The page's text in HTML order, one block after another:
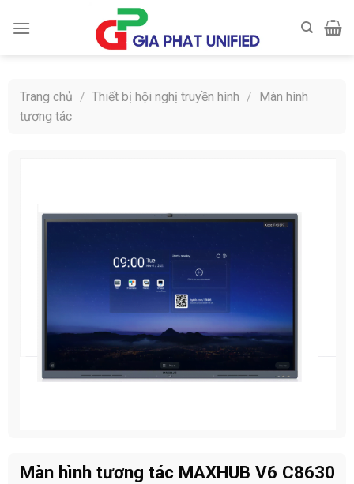
Trang chủ / Thiết bị hội nghị truyền hình / Màn hình
tương tác
Màn hình tương tác MAXHUB V6 C8630